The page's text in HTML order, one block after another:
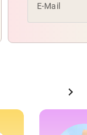
E-Mail
chevron_right